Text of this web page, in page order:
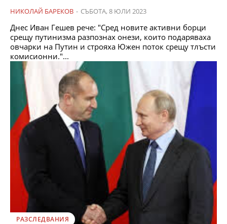
НИКОЛАЙ БАРЕКОВ - СЪБОТА, 8 ЮЛИ 2023
Днес Иван Гешев рече: "Сред новите активни борци
срещу путинизма разпознах онези, които подаряваха
овчарки на Путин и строяха Южен поток срещу тлъсти
комисионни."...
РАЗСЛЕДВАНИЯ